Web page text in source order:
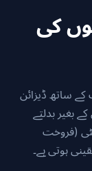
کی
کے ساتھ ڈیزائن
بغیر بدلتے
(فروخت
ہوتی ہے۔